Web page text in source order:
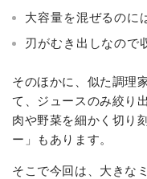
大容量を混ぜるのに
刃がむき出しなので
そのほかに、似た調理
て、ジュースのみ絞り
肉や野菜を細かく切り
ー」もあります。
そこで今回は、大きな